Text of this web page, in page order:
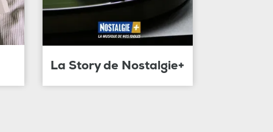
La Story de Nostalgie+